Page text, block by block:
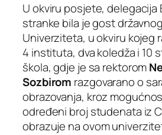
U okviru posjete, delegacija
stranke bila je gost
Univerziteta, u okviru kojeg
4 instituta, dva koledža i 10
škola, gdje je sa rektorom
Sozbirom razgovarano o
obrazovanja, kroz
određeni broj studenata iz
obrazuje na ovom